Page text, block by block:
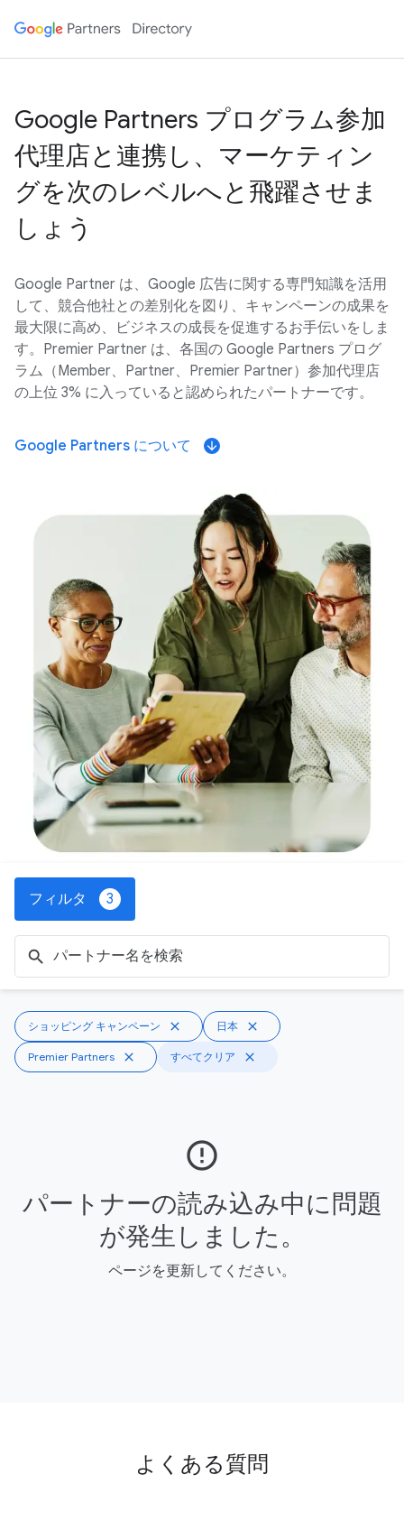
Google Partners プログラム参加
代理店と連携し、マーケティン
グを次のレベルへと飛躍させま
しょう
Google Partner は、Google 広告に関する専門知識を活用
して、競合他社との差別化を図り、キャンペーンの成果を
最大限に高め、ビジネスの成長を促進するお手伝いをしま
す。Premier Partner は、各国の Google Partners プログ
ラム（Member、Partner、Premier Partner）参加代理店
の上位 3% に入っていると認められたパートナーです。
Google Partners について arrow_downward
フィルタ 3
search
ショッピング キャンペーン close 日本 close
Premier Partners close すべてクリア close
error_outline
パートナーの読み込み中に問題
が発生しました。
ページを更新してください。
よくある質問